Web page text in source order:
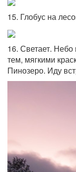
15. Глобус на
16. Светает. Небо
тем, мягкими
Пинозеро. Иду